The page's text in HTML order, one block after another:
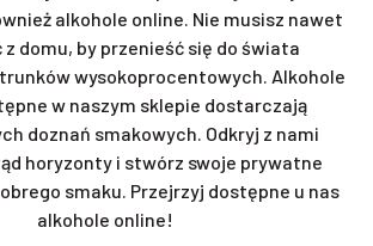
alkohole online. Nie musisz nawet
domu, by przenieść się do świata
wysokoprocentowych. Alkohole
w naszym sklepie dostarczają
doznań smakowych. Odkryj z nami
horyzonty i stwórz swoje prywatne
smaku. Przejrzyj dostępne u nas
alkohole online!